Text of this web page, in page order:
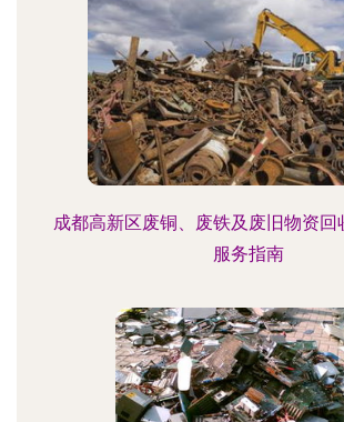
成都高新区废铜、废铁及废旧物资回
服务指南